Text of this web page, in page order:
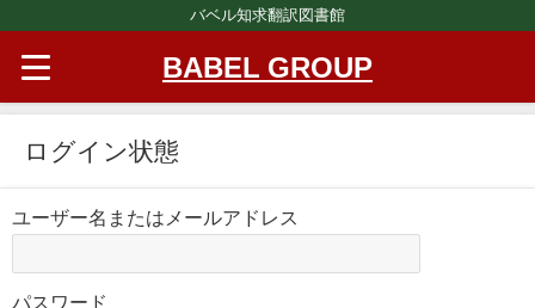
バベル知求翻訳図書館
BABEL GROUP
ログイン状態
ユーザー名またはメールアドレス
パスワード